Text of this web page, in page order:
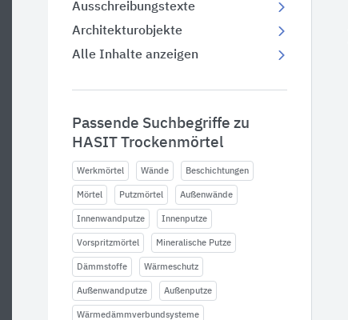
Ausschreibungstexte
Architekturobjekte
Alle Inhalte anzeigen
Passende Suchbegriffe zu
HASIT Trockenmörtel
Werkmörtel Wände Beschichtungen
Mörtel Putzmörtel Außenwände
Innenwandputze Innenputze
Vorspritzmörtel Mineralische Putze
Dämmstoffe Wärmeschutz
Außenwandputze Außenputze
Wärmedämmverbundsysteme